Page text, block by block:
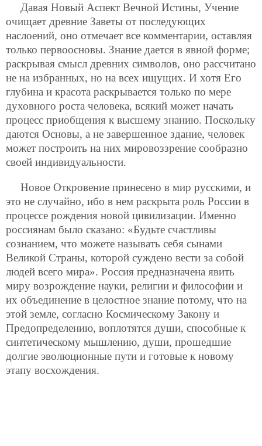
Давая Новый Аспект Вечной Истины, Учение
очищает древние Заветы от последующих
наслоений, оно отмечает все комментарии, оставляя
только первоосновы. Знание дается в явной форме;
раскрывая смысл древних символов, оно рассчитано
не на избранных, но на всех ищущих. И хотя Его
глубина и красота раскрывается только по мере
духовного роста человека, всякий может начать
процесс приобщения к высшему знанию. Поскольку
даются Основы, а не завершенное здание, человек
может построить на них мировоззрение сообразно
своей индивидуальности.
Новое Откровение принесено в мир русскими, и
это не случайно, ибо в нем раскрыта роль России в
процессе рождения новой цивилизации. Именно
россиянам было сказано: «Будьте счастливы
сознанием, что можете называть себя сынами
Великой Страны, которой суждено вести за собой
людей всего мира». Россия предназначена явить
миру возрождение науки, религии и философии и
их объединение в целостное знание потому, что на
этой земле, согласно Космическому Закону и
Предопределению, воплотятся души, способные к
синтетическому мышлению, души, прошедшие
долгие эволюционные пути и готовые к новому
этапу восхождения.